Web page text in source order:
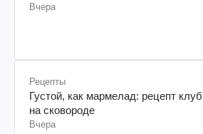
Вчера
Рецепты
Густой, как мармелад: рецепт
на сковороде
Вчера